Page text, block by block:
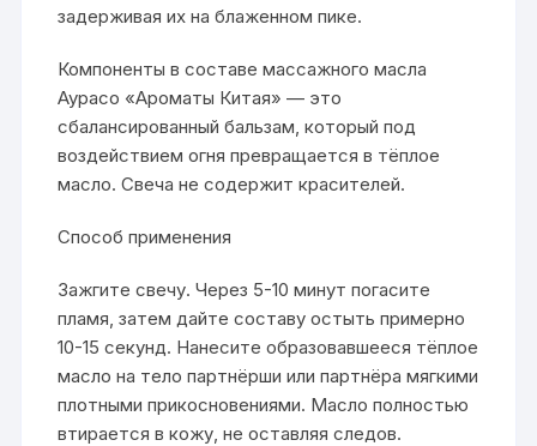
задерживая их на блаженном пике.
Компоненты в составе массажного масла
Аурасо «Ароматы Китая» — это
сбалансированный бальзам, который под
воздействием огня превращается в тёплое
масло. Свеча не содержит красителей.
Способ применения
Зажгите свечу. Через 5-10 минут погасите
пламя, затем дайте составу остыть примерно
10-15 секунд. Нанесите образовавшееся тёплое
масло на тело партнёрши или партнёра мягкими
плотными прикосновениями. Масло полностью
втирается в кожу, не оставляя следов.